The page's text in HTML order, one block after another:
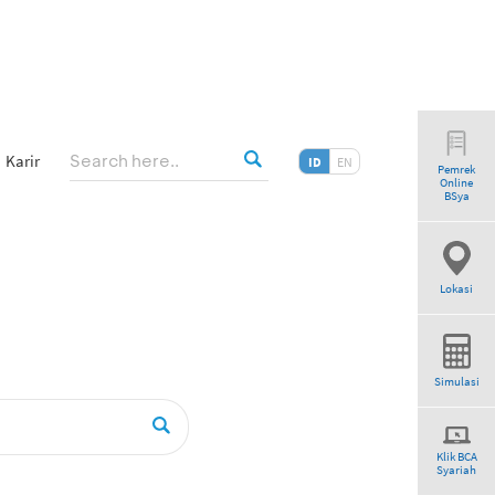
Karir ID EN
Pemrek
Online
BSya
Lokasi
Simulasi
Klik BCA
Syariah